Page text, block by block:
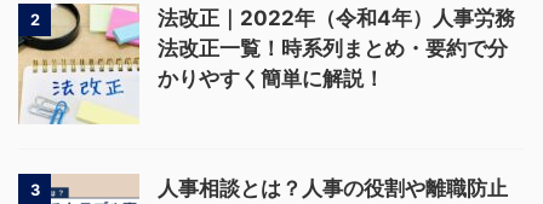
2
法改正｜2022年（令和4年）人事労務
法改正一覧！時系列まとめ・要約で分
かりやすく簡単に解説！
3
人事相談とは？人事の役割や離職防止